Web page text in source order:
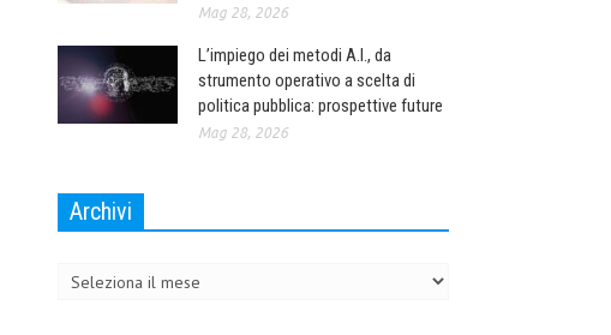
Mag 28, 2026
L’impiego dei metodi A.I., da
strumento operativo a scelta di
politica pubblica: prospettive future
Mag 28, 2026
Archivi